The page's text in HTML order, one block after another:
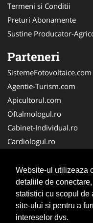
Website-ul utilizeaza
detaliile de
statistici cu scopul de
site-ului si pentru a
intereselor dvs.
Termeni si Conditii
Preturi Abonamente
Sustine Producator-
Parteneri
SistemeFotovoltaice.com
Agentie-Turism.com
Apicultorul.com
Oftalmologul.ro
Cabinet-Individual.ro
Cardiologul.ro
CramaVinuri.ro
Centru-Copiere.ro
CentruInchirieri.ro
Medic-Bun.com